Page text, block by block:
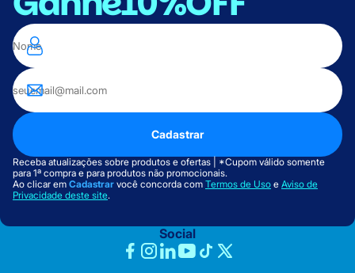
Cadastrar
Receba atualizações sobre produtos e ofertas | *Cupom válido somente
para 1ª compra e para produtos não promocionais.
Ao clicar em Cadastrar você concorda com Termos de Uso e Aviso de
Privacidade deste site.
Social